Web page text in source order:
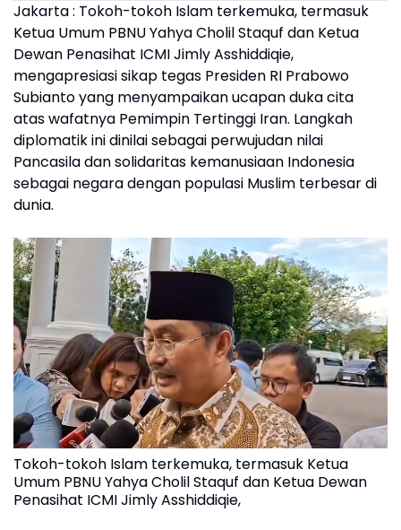
Jakarta : Tokoh-tokoh Islam terkemuka, termasuk
Ketua Umum PBNU Yahya Cholil Staquf dan Ketua
Dewan Penasihat ICMI Jimly Asshiddiqie,
mengapresiasi sikap tegas Presiden RI Prabowo
Subianto yang menyampaikan ucapan duka cita
atas wafatnya Pemimpin Tertinggi Iran. Langkah
diplomatik ini dinilai sebagai perwujudan nilai
Pancasila dan solidaritas kemanusiaan Indonesia
sebagai negara dengan populasi Muslim terbesar di
dunia.
Tokoh-tokoh Islam terkemuka, termasuk Ketua
Umum PBNU Yahya Cholil Staquf dan Ketua Dewan
Penasihat ICMI Jimly Asshiddiqie,